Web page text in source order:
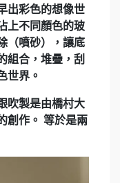
出彩色的想像世
上不同顏色的玻
（噴砂），讓底
組合，堆疊，刮
世界。
吹製是由橋村大
創作。 等於是兩